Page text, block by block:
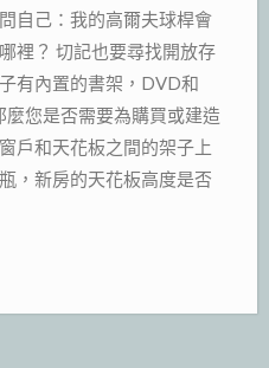
自己：我的高爾夫球桿會
裡？ 切記也要尋找開放存
有內置的書架，DVD和
您是否需要為購買或建造
戶和天花板之間的架子上
，新房的天花板高度是否